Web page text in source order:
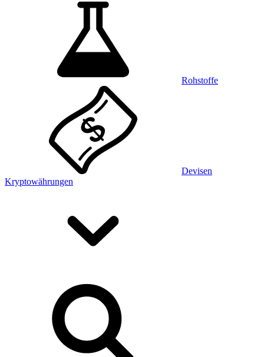
Rohstoffe
Devisen
Kryptowährungen